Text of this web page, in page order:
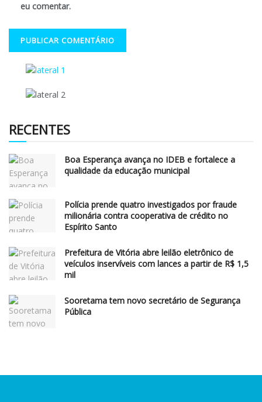
eu comentar.
RECENTES
Boa Esperança avança no IDEB e fortalece a
qualidade da educação municipal
Polícia prende quatro investigados por fraude
milionária contra cooperativa de crédito no
Espírito Santo
Prefeitura de Vitória abre leilão eletrônico de
veículos inservíveis com lances a partir de R$ 1,5
mil
Sooretama tem novo secretário de Segurança
Pública